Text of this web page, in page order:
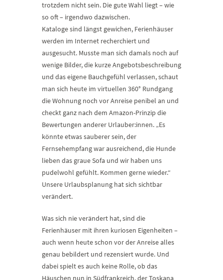
trotzdem nicht sein. Die gute Wahl liegt – wie
so oft – irgendwo dazwischen.
Kataloge sind längst gewichen, Ferienhäuser
werden im Internet recherchiert und
ausgesucht. Musste man sich damals noch auf
wenige Bilder, die kurze Angebotsbeschreibung
und das eigene Bauchgefühl verlassen, schaut
man sich heute im virtuellen 360° Rundgang
die Wohnung noch vor Anreise penibel an und
checkt ganz nach dem Amazon-Prinzip die
Bewertungen anderer Urlauber:innen. „Es
könnte etwas sauberer sein, der
Fernsehempfang war ausreichend, die Hunde
lieben das graue Sofa und wir haben uns
pudelwohl gefühlt. Kommen gerne wieder.“
Unsere Urlaubsplanung hat sich sichtbar
verändert.
Was sich nie verändert hat, sind die
Ferienhäuser mit ihren kuriosen Eigenheiten –
auch wenn heute schon vor der Anreise alles
genau bebildert und rezensiert wurde. Und
dabei spielt es auch keine Rolle, ob das
Häuschen nun in Südfrankreich, der Toskana